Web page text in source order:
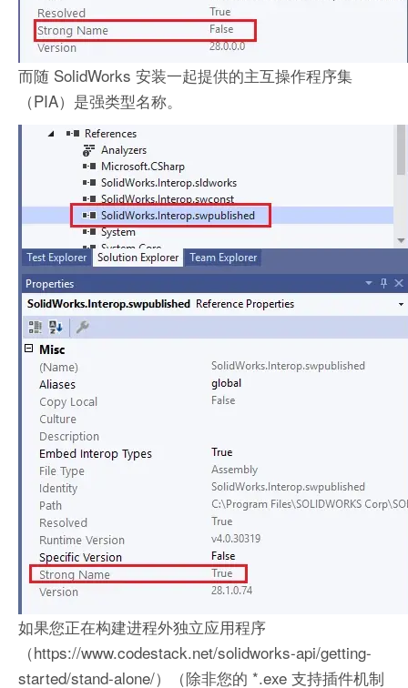
而随 SolidWorks 安装一起提供的主互操作程序集
（PIA）是强类型名称。
如果您正在构建进程外独立应用程序
（https://www.codestack.net/solidworks-api/getting-
started/stand-alone/）（除非您的 *.exe 支持插件机制